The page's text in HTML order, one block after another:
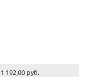
1 192,00 руб.